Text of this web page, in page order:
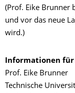
(Prof. Eike Brunner
und vor das neue
wird.)
Informationen für
Prof. Eike Brunner
Technische